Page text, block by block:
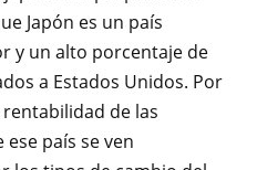
Japón es un país
y un alto porcentaje de
a Estados Unidos. Por
de las
país se ven